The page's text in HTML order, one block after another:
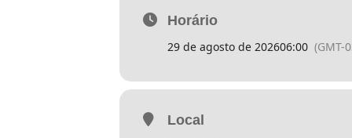
Data: 28 a 30 de Agosto
29- sábado – provas trail
Horário
29 de agosto de 202606:00 (GMT-
Local